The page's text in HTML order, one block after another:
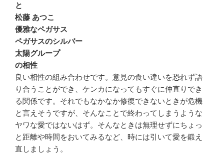
と
松藤 あつこ
優雅なペガサス
ペガサスのシルバー
太陽グループ
の相性
良い相性の組み合わせです。意見の食い違いを恐れず語
り合うことができ、ケンカになってもすぐに仲直りでき
る関係です。それでもなかなか修復できないときが危機
と言えそうですが、そんなことで終わってしまうような
ヤワな愛ではないはず。そんなときは無理せずにちょっ
と距離や時間をおいてみるなど、時には引いて愛を鍛え
直しましょう。